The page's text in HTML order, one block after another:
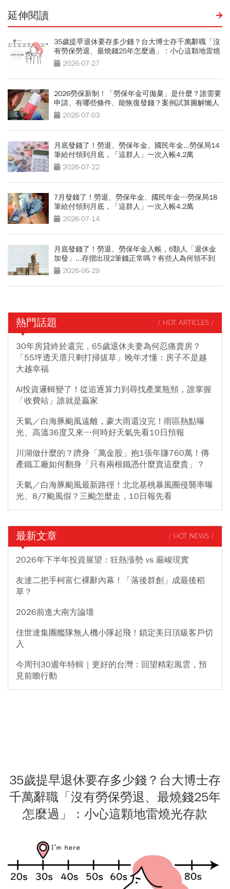
延伸閱讀
35歲提早退休要存多少錢？台大博士存千萬辭職「沒
有勞保勞退、最燒錢25年怎麼過」：小心這顆地雷燒
光存款
2026-07-27
2026勞保新制！「勞保年金可拋棄」是什麼？誰需要
申請、有哪些條件、能恢復發錢？案例試算圖解懶人
包 2026-07-03
月底發錢了！勞退、勞保年金、國民年金...勞保局14
筆給付領到月底，「這群人」一次入帳4.2萬
2026-07-22
7月發錢了！勞退、勞保年金、國民年金…勞保局18
筆給付領到月底，「這群人」一次入帳4.2萬
2026-07-14
月底發錢了！勞退、勞保年金入帳，6類人「退休金
加發」...存摺出現2筆錢正常嗎？有些人為何領不到
2026-06-29
熱門話題 / HOT ARTICLES /
30年房貸終於還完，65歲退休夫妻為何忍痛賣房？
「55坪透天厝只剩打掃拔草」晚年才懂：房子不是越
大越幸福
AI投資邏輯變了！從追逐算力到尋找產業瓶頸，誰掌握
「收費站」誰就是贏家
天氣／白海豚颱風遠離，豪大雨還沒完！雨區熱點曝
光、高溫36度又來…何時好天氣先看10日預報
川湖做什麼的？躋身「萬金股」抱1張年賺760萬！傳
產鐵工廠如何翻身「只有兩根鐵憑什麼賣這麼貴」？
天氣／白海豚颱風最新路徑！北北基桃暴風圈侵襲率曝
光、8/7颱風假？三颱怎麼走，10日報先看
最新文章 / HOT NEWS /
2026年下半年投資展望：狂熱漲勢 vs 嚴峻現實
友達二把手柯富仁裸辭內幕！「落後群創」成最後稻
草？
2026前進大南方論壇
佳世達集團艦隊無人機小隊起飛！鎖定美日頂級客戶切
入
今周刊30週年特輯｜更好的台灣：回望精彩風雲，預
見前瞻行動
35歲提早退休要存多少錢？台大博士存
千萬辭職「沒有勞保勞退、最燒錢25年
怎麼過」：小心這顆地雷燒光存款